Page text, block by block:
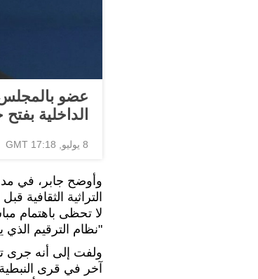
عضو بالمجلس
الداخلية
8 يوليو, 17:18 GMT
وأوضح جابر، في
التراثية الثقافية
لا تحظى باهتمام
"نظام الترقيم